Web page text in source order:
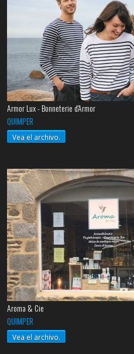
Armor Lux - Bonneterie d'Armor
QUIMPER
Vea el archivo.
Aroma & Cie
QUIMPER
Vea el archivo.